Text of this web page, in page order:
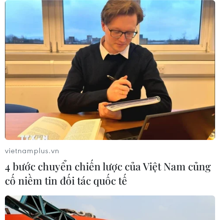
bán dẫn
08/08/2026 13:28
Nông sản Việt Nam còn nhiều dư địa
tại thị trường Algeria
08/08/2026 12:55
Động lực mới cho hợp tác thương
mại Việt Nam-Australia
Mỹ chi hơn 2 tỷ USD thúc đẩy ngành
pin và khoáng sản nội địa
08/08/2026 08:16
vietnamplus.vn
4 bước chuyển chiến lược của Việt Nam củng
cố niềm tin đối tác quốc tế